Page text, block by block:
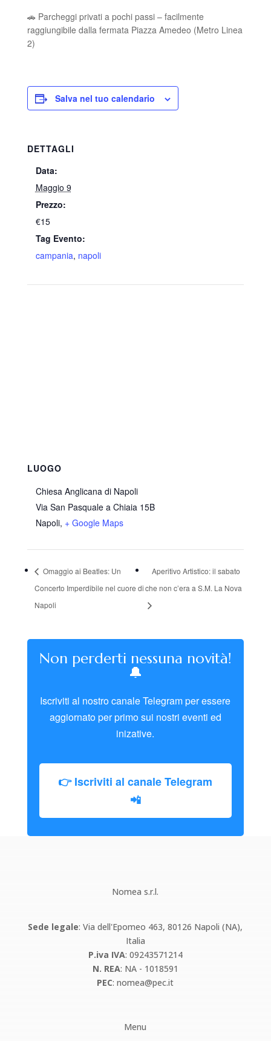
🚗 Parcheggi privati a pochi passi – facilmente
raggiungibile dalla fermata Piazza Amedeo (Metro Linea
2)
Salva nel tuo calendario
DETTAGLI
Data:
Maggio 9
Prezzo:
€15
Tag Evento:
campania, napoli
LUOGO
Chiesa Anglicana di Napoli
Via San Pasquale a Chiaia 15B
Napoli, + Google Maps
Omaggio ai Beatles: Un
Concerto Imperdibile nel cuore di
Napoli
Aperitivo Artistico: il sabato
che non c’era a S.M. La Nova
Non perderti nessuna novità!
🔔
Iscriviti al nostro canale Telegram per essere
aggiornato per primo sui nostri eventi ed
inizative.
👉 Iscriviti al canale Telegram
📲
Nomea s.r.l.
Sede legale: Via dell'Epomeo 463, 80126 Napoli (NA),
Italia
P.iva IVA: 09243571214
N. REA: NA - 1018591
PEC:nomea@pec.it
Menu